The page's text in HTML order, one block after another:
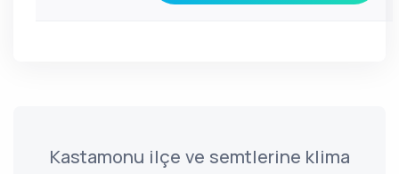
Kastamonu ilçe ve semtlerine klima